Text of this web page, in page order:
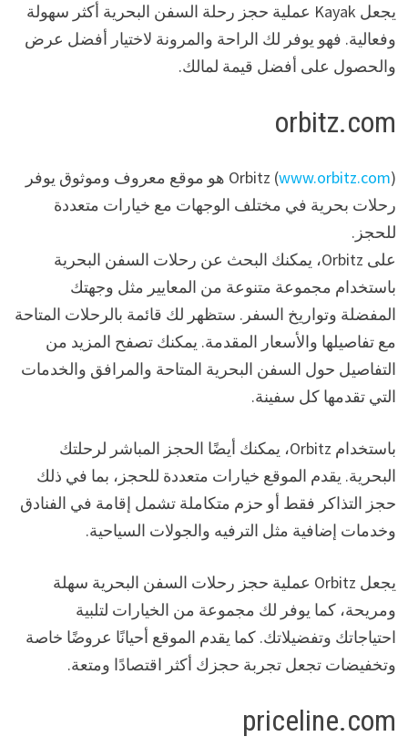
يجعل Kayak عملية حجز رحلة السفن البحرية أكثر سهولة
وفعالية. فهو يوفر لك الراحة والمرونة لاختيار أفضل عرض
والحصول على أفضل قيمة لمالك.
orbitz.com
Orbitz (www.orbitz.com
) هو موقع معروف وموثوق يوفر
رحلات بحرية في مختلف الوجهات مع خيارات متعددة
للحجز.
على Orbitz، يمكنك البحث عن رحلات السفن البحرية
باستخدام مجموعة متنوعة من المعايير مثل وجهتك
المفضلة وتواريخ السفر. ستظهر لك قائمة بالرحلات المتاحة
مع تفاصيلها والأسعار المقدمة. يمكنك تصفح المزيد من
التفاصيل حول السفن البحرية المتاحة والمرافق والخدمات
التي تقدمها كل سفينة.
باستخدام Orbitz، يمكنك أيضًا الحجز المباشر لرحلتك
البحرية. يقدم الموقع خيارات متعددة للحجز، بما في ذلك
حجز التذاكر فقط أو حزم متكاملة تشمل إقامة في الفنادق
وخدمات إضافية مثل الترفيه والجولات السياحية.
يجعل Orbitz عملية حجز رحلات السفن البحرية سهلة
ومريحة، كما يوفر لك مجموعة من الخيارات لتلبية
احتياجاتك وتفضيلاتك. كما يقدم الموقع أحيانًا عروضًا خاصة
وتخفيضات تجعل تجربة حجزك أكثر اقتصادًا ومتعة.
priceline.com